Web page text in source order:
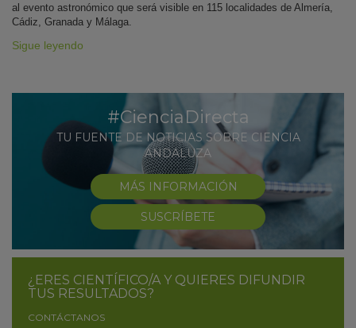
al evento astronómico que será visible en 115 localidades de Almería,
Cádiz, Granada y Málaga.
Sigue leyendo
#CienciaDirecta
TU FUENTE DE NOTICIAS SOBRE CIENCIA
ANDALUZA
MÁS INFORMACIÓN
SUSCRÍBETE
¿ERES CIENTÍFICO/A Y QUIERES DIFUNDIR
TUS RESULTADOS?
CONTÁCTANOS